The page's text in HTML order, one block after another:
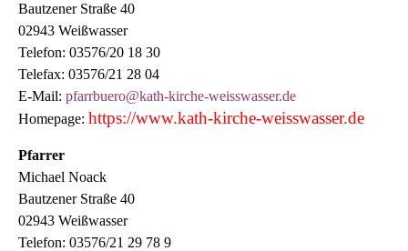
Bautzener Straße 40
02943 Weißwasser
Telefon: 03576/20 18 30
Telefax: 03576/21 28 04
E-Mail: pfarrbuero@kath-kirche-weisswasser.de
Homepage: https://www.kath-kirche-weisswasser.de
Pfarrer
Michael Noack
Bautzener Straße 40
02943 Weißwasser
Telefon: 03576/21 29 78 9